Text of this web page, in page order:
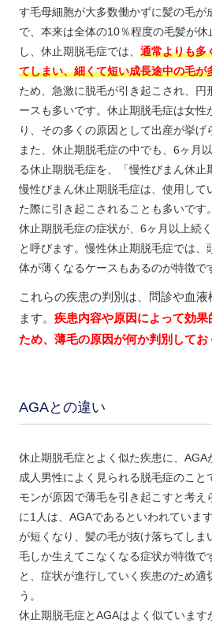
す毛母細胞が大多数働かずに髪の毛が
で、本来は全体の10％程度の毛髪が
し、休止期脱毛症では、 通常よりも多
てしまい、細くて短い成長途中の毛が
ため、急激に脱毛が引き起こされ、円
ースも多いです。休止期脱毛症は女性
り、その多くの原因として出産が挙げ
また、休止期脱毛症の中でも、6ヶ月
る休止期脱毛症を、「慢性びまん休止
慢性びまん休止期脱毛症は、使用して
た際に引き起こされることも多いです。
休止期脱毛症の症状が、6ヶ月以上続
と呼びます。慢性休止期脱毛症では、
体が薄くなるケースもあるのが特徴で
これらの疾患の判別は、問診や血
ます。 疾患内容や原因によって効
ため、薄毛の原因が何か判別して
AGAとの違い
休止期脱毛症とよく似た疾患に、AGA
成人男性によく見られる脱毛症のこと
モンが原因で薄毛を引き起こすと考え
に1人は、AGAであるといわれていま
が短くなり、髪の毛が抜け落ちてしま
毛しか生えてこなくなる症状が特徴で
と、症状が進行していく疾患のため適
う。
休止期脱毛症とAGAはよく似ています